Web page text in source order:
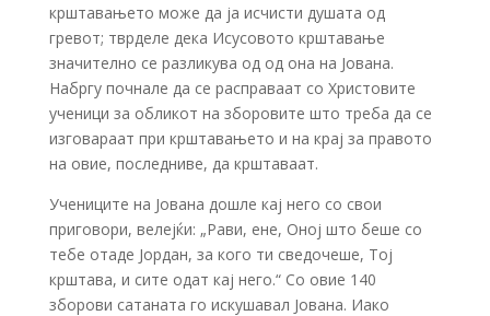
крштавањето може да ја исчисти душата од
гревот; тврделе дека Исусовото крштавање
значително се разликува од од она на Јована.
Набргу почнале да се расправаат со Христовите
ученици за обликот на зборовите што треба да се
изговараат при крштавањето и на крај за правото
на овие, последниве, да крштаваат.
Учениците на Јована дошле кај него со свои
приговори, велејќи: „Рави, ене, Оној што беше со
тебе отаде Јордан, за кого ти сведочеше, Тој
крштава, и сите одат кај него.“ Со овие 140
зборови сатаната го искушавал Јована. Иако